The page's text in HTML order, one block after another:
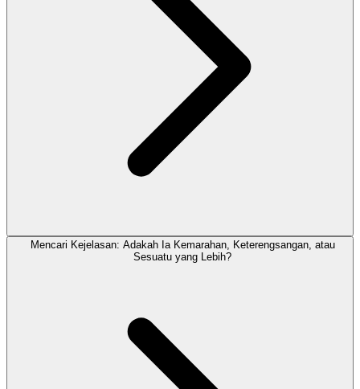
Mencari Kejelasan: Adakah Ia Kemarahan, Keterengsangan, atau
Sesuatu yang Lebih?